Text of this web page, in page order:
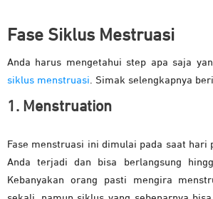
Fase Siklus Mestruasi
Anda harus mengetahui step apa saja
siklus menstruasi. Simak selengkapnya
1. Menstruation
Fase menstruasi ini dimulai pada saat hari
Anda terjadi dan bisa berlangsung
Kebanyakan orang pasti mengira